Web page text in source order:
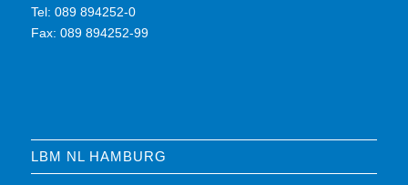
Tel: 089 894252-0
Fax: 089 894252-99
LBM NL HAMBURG